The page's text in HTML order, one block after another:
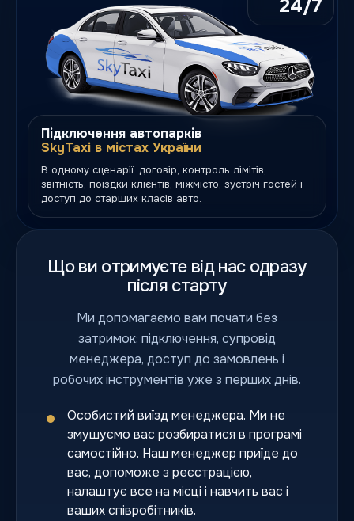
Підключення автопарків
SkyTaxi в містах України
В одному сценарії: договір, контроль лімітів,
звітність, поїздки клієнтів, міжмісто, зустріч гостей і
доступ до старших класів авто.
24/7
Що ви отримуєте від нас одразу
після старту
Ми допомагаємо вам почати без
затримок: підключення, супровід
менеджера, доступ до замовлень і
робочих інструментів уже з перших днів.
Особистий виїзд менеджера. Ми не
змушуємо вас розбиратися в програмі
самостійно. Наш менеджер приїде до
вас, допоможе з реєстрацією,
налаштує все на місці і навчить вас і
ваших співробітників.